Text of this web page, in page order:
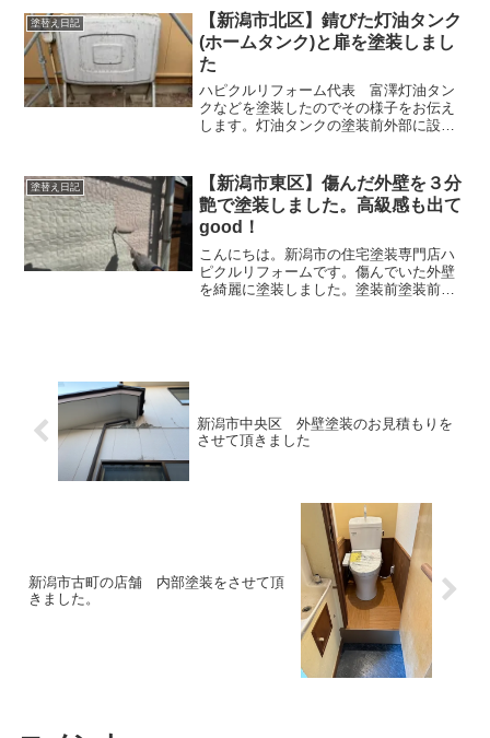
れません。多くのメーカーが多くの塗料
を発売していますので...
塗替え日記
【新潟市北区】錆びた灯油タンク
(ホームタンク)と扉を塗装しまし
た
ハピクルリフォーム代表 富澤灯油タン
クなどを塗装したのでその様子をお伝え
します。灯油タンクの塗装前外部に設置
タンクが下部分が特に錆びやすいです。
雨が直接当たらないた...
塗替え日記
【新潟市東区】傷んだ外壁を３分
艶で塗装しました。高級感も出て
good！
こんにちは。新潟市の住宅塗装専門店ハ
ピクルリフォームです。傷んでいた外壁
を綺麗に塗装しました。塗装前塗装前の
新潟市中央区 外壁塗装のお見積もりを
させて頂きました
新潟市古町の店舗 内部塗装をさせて頂
きました。